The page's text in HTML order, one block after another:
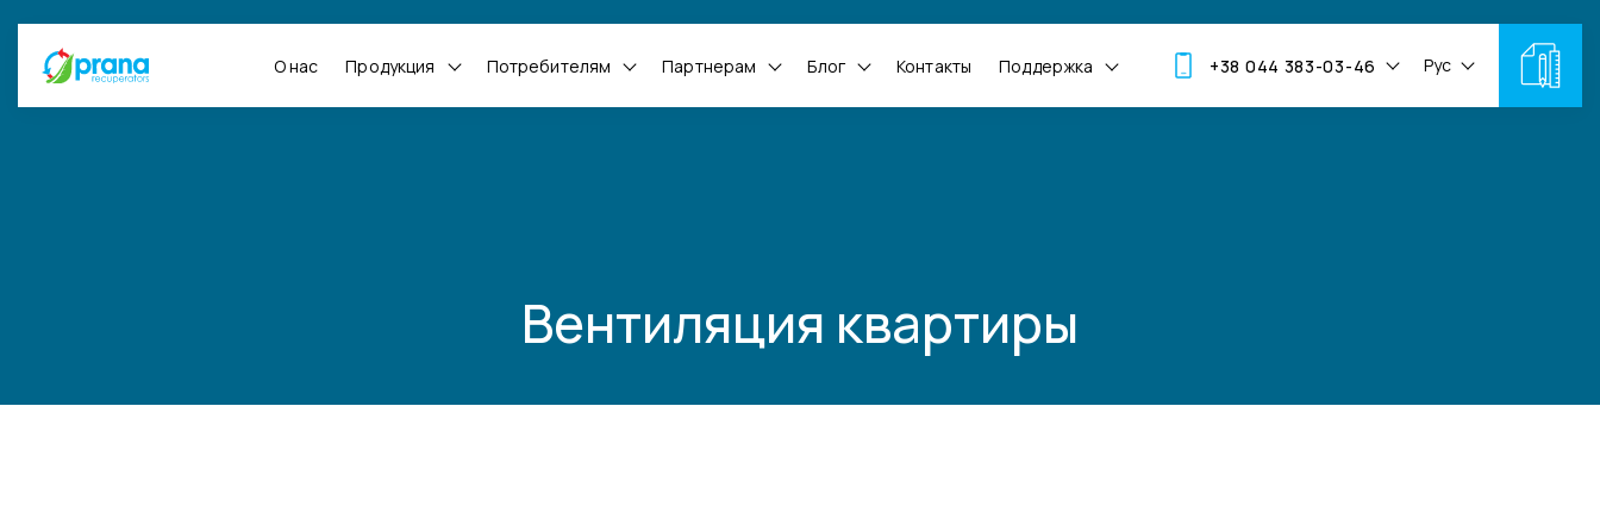
О нас Продукция Потребителям Партнерам Блог Контакты Поддержка +38 044 383-03-46 Рус
Вентиляция квартиры